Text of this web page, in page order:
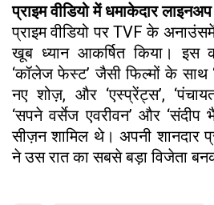
प्राइम वीडियो में धमाकेदार लाइनअप
प्राइम वीडियो पर TVF के
खूब ध्यान आकर्षित किया। इस
‘कॉलेज फेस्ट’ जैसी फिल्मों के साथ
नए शोज़, और ‘एस्प्रेंट्स’,
‘सपने वर्सेज एवरीवन’ और ‘संदीप
सीज़न शामिल थे। अपनी शानदार
ने उस रात का सबसे बड़ा विजेता